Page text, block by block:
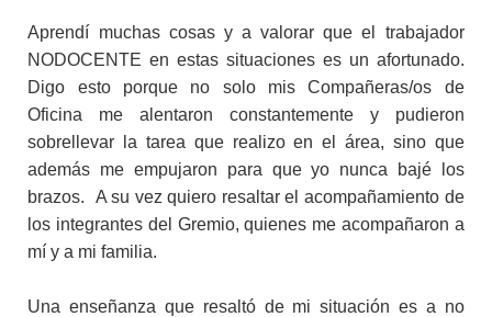
Aprendí muchas cosas y a valorar que el trabajador
NODOCENTE en estas situaciones es un afortunado.
Digo esto porque no solo mis Compañeras/os de
Oficina me alentaron constantemente y pudieron
sobrellevar la tarea que realizo en el área, sino que
además me empujaron para que yo nunca bajé los
brazos. A su vez quiero resaltar el acompañamiento de
los integrantes del Gremio, quienes me acompañaron a
mí y a mi familia.
Una enseñanza que resaltó de mi situación es a no